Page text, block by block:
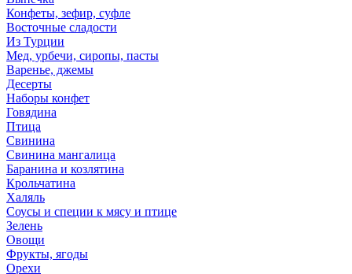
Конфеты, зефир, суфле
Восточные сладости
Из Турции
Мед, урбечи, сиропы, пасты
Варенье, джемы
Десерты
Наборы конфет
Говядина
Птица
Свинина
Свинина мангалица
Баранина и козлятина
Крольчатина
Халяль
Соусы и специи к мясу и птице
Зелень
Овощи
Фрукты, ягоды
Орехи